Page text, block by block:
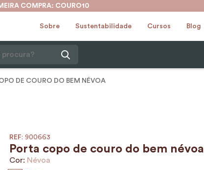
COMPRA: COURO10
Sobre Sustentabilidade Cursos Blog
DE COURO DO BEM NÉVOA
: 900663
Porta copo de couro do bem névoa
Cor: Névoa